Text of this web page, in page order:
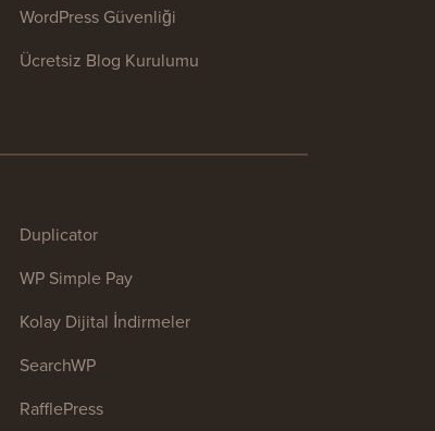
WordPress Güvenliği
Ücretsiz Blog Kurulumu
Duplicator
WP Simple Pay
Kolay Dijital İndirmeler
SearchWP
RafflePress